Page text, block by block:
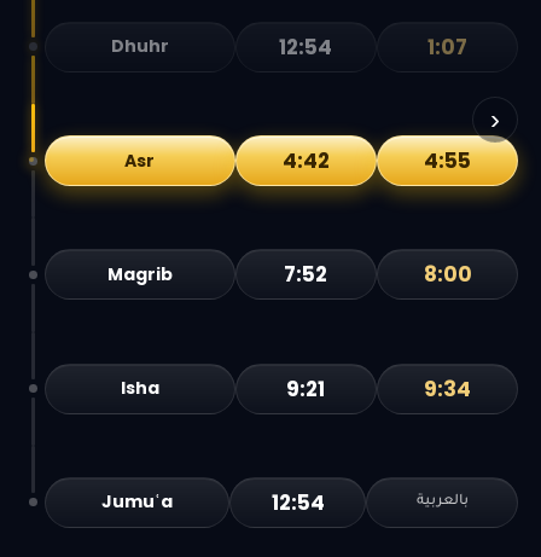
›
Dhuhr 12:54 1:07
Asr 4:42 4:55
Magrib 7:52 8:00
Isha 9:21 9:34
Jumuʿa 12:54 بالعربية